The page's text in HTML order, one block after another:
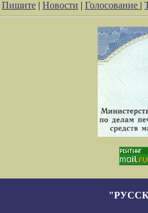
Пишите | Новости | Голосование |